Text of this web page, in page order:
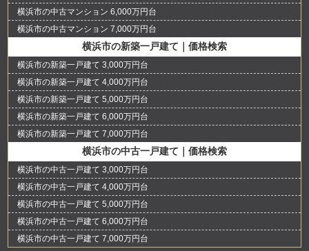
横浜市の中古マンション 6,000万円台
横浜市の中古マンション 7,000万円台
横浜市の新築一戸建て｜価格検索
横浜市の新築一戸建て 3,000万円台
横浜市の新築一戸建て 4,000万円台
横浜市の新築一戸建て 5,000万円台
横浜市の新築一戸建て 6,000万円台
横浜市の新築一戸建て 7,000万円台
横浜市の中古一戸建て｜価格検索
横浜市の中古一戸建て 3,000万円台
横浜市の中古一戸建て 4,000万円台
横浜市の中古一戸建て 5,000万円台
横浜市の中古一戸建て 6,000万円台
横浜市の中古一戸建て 7,000万円台